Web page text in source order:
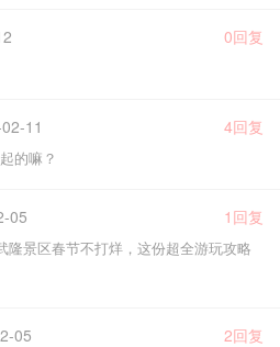
0回复
11 4回复
的嘛？
05 1回复
隆景区春节不打烊，这份超全游玩攻略
05 2回复